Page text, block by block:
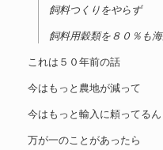
飼料つくりをやらず
飼料用穀類を８０％も
これは５０年前の話
今はもっと農地が減って
今はもっと輸入に頼ってる
万が一のことがあったら